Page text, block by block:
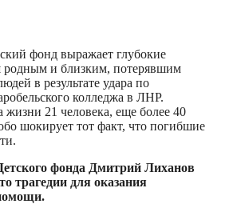
фонд выражает глубокие
родным и близким, потерявшим
в результате удара по
колледжа в ЛНР.
жизни 21 человека, еще более 40
шокирует тот факт, что погибшие
фонда Дмитрий Лиханов
трагедии для оказания